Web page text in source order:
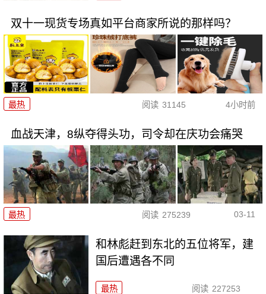
双十一现货专场真如平台商家所说的那样吗？
最热 阅读 31145 4小时前
血战天津，8纵夺得头功，司令却在庆功会痛哭
最热 阅读 275239 03-11
和林彪赶到东北的五位将军，建
国后遭遇各不同
最热 阅读 227253